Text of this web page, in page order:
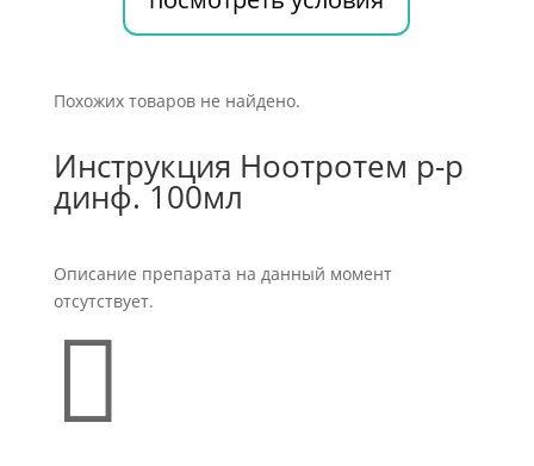
Похожих товаров не найдено.
Инструкция Ноотротем р-р
динф. 100мл
Описание препарата на данный момент
отсутствует.
